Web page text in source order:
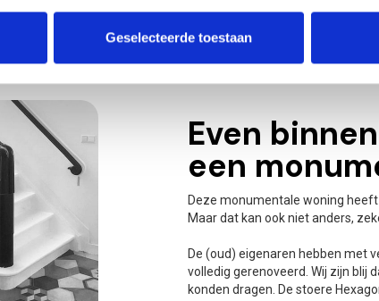
Geselecteerde toestaan
Even
een
Deze monumentale woning
Maar dat kan ook niet anders,
De (oud) eigenaren hebben met
volledig gerenoveerd. Wij zijn blij
konden dragen. De stoere